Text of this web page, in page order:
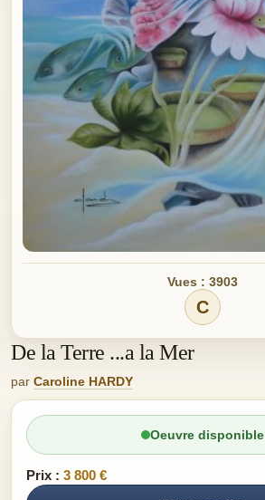
Vues : 3903
C
De la Terre ...a la Mer
par Caroline HARDY
Oeuvre disponible
Prix : 3 800 €